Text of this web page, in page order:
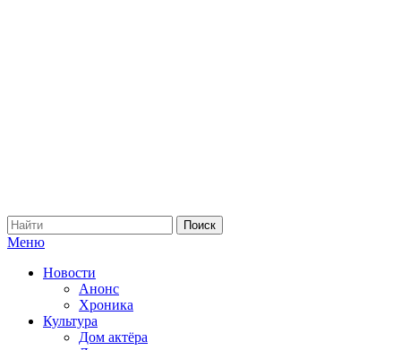
Меню
Новости
Анонс
Хроника
Культура
Дом актёра